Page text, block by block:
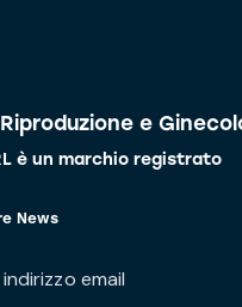
e
è un marchio registrato
News